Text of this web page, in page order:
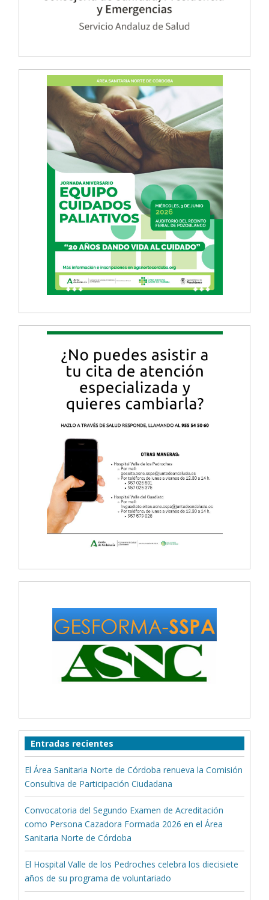
Entradas recientes
El Área Sanitaria Norte de Córdoba renueva la Comisión
Consultiva de Participación Ciudadana
Convocatoria del Segundo Examen de Acreditación
como Persona Cazadora Formada 2026 en el Área
Sanitaria Norte de Córdoba
El Hospital Valle de los Pedroches celebra los diecisiete
años de su programa de voluntariado